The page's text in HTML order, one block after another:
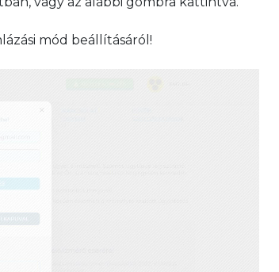
mód beállításáról!